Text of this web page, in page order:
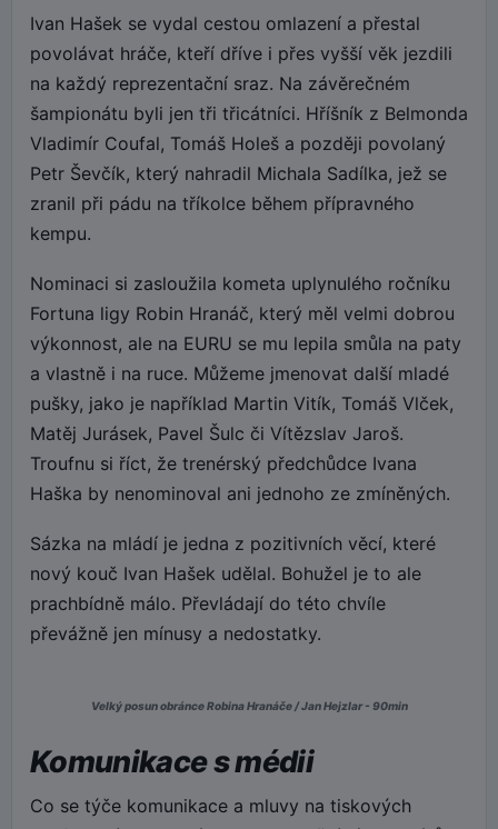
Ivan Hašek se vydal cestou omlazení a přestal
povolávat hráče, kteří dříve i přes vyšší věk jezdili
na každý reprezentační sraz. Na závěrečném
šampionátu byli jen tři třicátníci. Hříšník z Belmonda
Vladimír Coufal, Tomáš Holeš a později povolaný
Petr Ševčík, který nahradil Michala Sadílka, jež se
zranil při pádu na tříkolce během přípravného
kempu.
Nominaci si zasloužila kometa uplynulého ročníku
Fortuna ligy Robin Hranáč, který měl velmi dobrou
výkonnost, ale na EURU se mu lepila smůla na paty
a vlastně i na ruce. Můžeme jmenovat další mladé
pušky, jako je například Martin Vitík, Tomáš Vlček,
Matěj Jurásek, Pavel Šulc či Vítězslav Jaroš.
Troufnu si říct, že trenérský předchůdce Ivana
Haška by nenominoval ani jednoho ze zmíněných.
Sázka na mládí je jedna z pozitivních věcí, které
nový kouč Ivan Hašek udělal. Bohužel je to ale
prachbídně málo. Převládají do této chvíle
převážně jen mínusy a nedostatky.
Velký posun obránce Robina Hranáče / Jan Hejzlar - 90min
Komunikace s médii
Co se týče komunikace a mluvy na tiskových